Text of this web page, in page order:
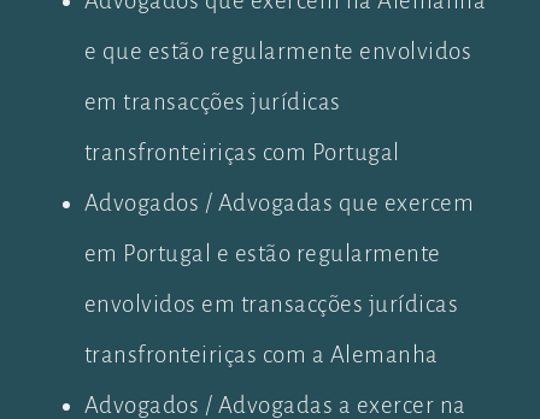
e que estão regularmente envolvidos
em transacções jurídicas
transfronteiriças com Portugal
Advogados / Advogadas que exercem
em Portugal e estão regularmente
envolvidos em transacções jurídicas
transfronteiriças com a Alemanha
Advogados / Advogadas a exercer na